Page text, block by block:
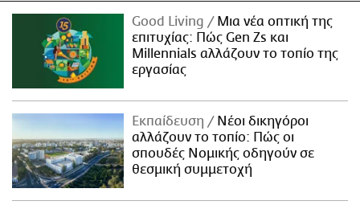
Good Living
Μια νέα οπτική της
επιτυχίας: Πώς Gen Zs και
Millennials αλλάζουν το τοπίο της
εργασίας
Εκπαίδευση
Νέοι δικηγόροι
αλλάζουν το τοπίο: Πώς οι
σπουδές Νομικής οδηγούν σε
θεσμική συμμετοχή